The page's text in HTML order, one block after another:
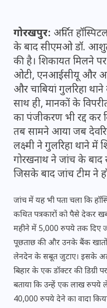
गोरखपुर: अर्पित
के बाद सीएमओ डॉ.
की है। शिकायत मिलने
ओटी, एनआईसीयू और
और चाबियां गुलरिहा
साथ ही, मानकों के
का पंजीकरण भी रद्द कर
तब सामने आया जब
लक्ष्मी ने गुलरिहा थाने
गोरखनाथ ने जांच के बाद
जिसके बाद जांच टीम ने
जांच में यह भी पता चला कि
कथित पत्रकारों को पैसे देकर
महीने में 5,000 रुपये तक दिए
पूछताछ की और उनके बैंक
लेनदेन के सबूत जुटाए। इसके
बिहार के एक डॉक्टर की डिग्री
बताया कि उन्हें एक लाख रुपये
40,000 रुपये देने का वादा